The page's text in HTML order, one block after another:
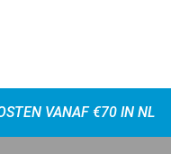
VANAF €70 IN NL